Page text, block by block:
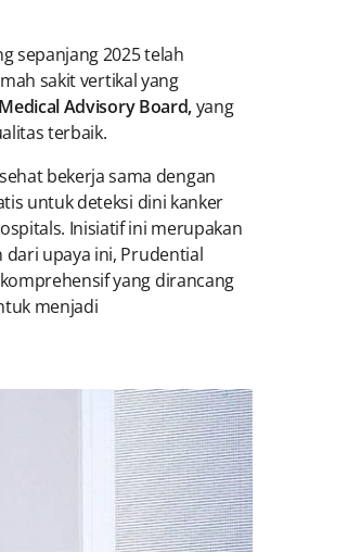
sepanjang 2025 telah
sakit vertikal yang
Medical Advisory Board,yang
terbaik.
bekerja sama dengan
untuk deteksi dini kanker
Inisiatif ini merupakan
dari upaya ini, Prudential
yang dirancang
menjadi